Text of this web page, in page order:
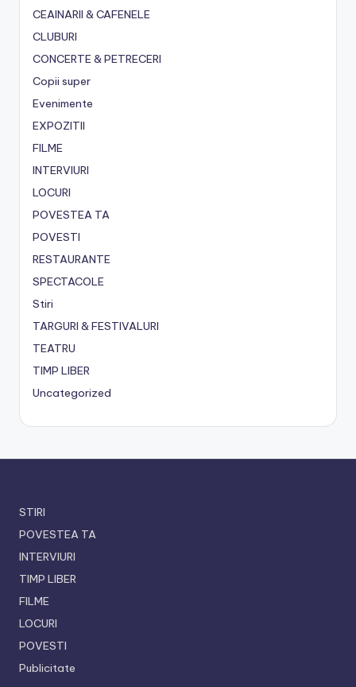
CEAINARII & CAFENELE
CLUBURI
CONCERTE & PETRECERI
Copii super
Evenimente
EXPOZITII
FILME
INTERVIURI
LOCURI
POVESTEA TA
POVESTI
RESTAURANTE
SPECTACOLE
Stiri
TARGURI & FESTIVALURI
TEATRU
TIMP LIBER
Uncategorized
STIRI
POVESTEA TA
INTERVIURI
TIMP LIBER
FILME
LOCURI
POVESTI
Publicitate